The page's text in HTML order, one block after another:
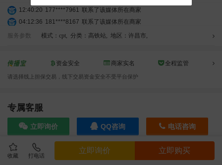
收藏 打电话
立即询价 立即购买
12:40:20 177****7961 联系了该媒体所在商家
04:12:36 181****8167 联系了该媒体所在商家
04:16:44 181****0078
联系了该媒体所在商家
02:32:27
176****3456
联系了该媒体所在商家
11:44:28
08:36:41 191****0991 联系了该媒体所在商家
05:24:34 186****8762
联系了该媒体所在商家
166****9198 联系了该媒体所在商家
05:17:23
182****1341 联系了该媒体所在商家
服务参数 模式：cpt, 分类：高铁站, 地区：许昌市,
资金安全 商家实名 全程监管
请选择线上担保交易，线下交易资金安全不受平台保护
专属客服
立即询价 QQ咨询 电话咨询
效果截图